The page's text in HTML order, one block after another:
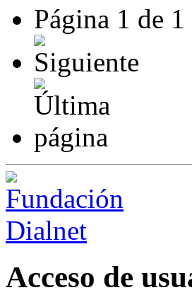
Página 1 de 1
Acceso de